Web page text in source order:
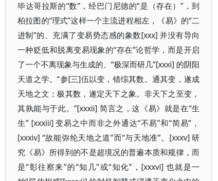
毕达哥拉斯的“数”，经巴门尼德的“是（存在）”，到
柏拉图的“理式”这样一个主流进程相左，《易》的“二
进制”的、充满了变易势态感的象数[xxx] 并没有导向
一种贬低和脱离变易现象的“存在”论哲学，而是开启
了一个不离现象与生成的、“极深而研几”[xxxi] 的阴阳
天道之学。“参[三]伍以变，错综其数。通其变，遂成
天地之文；极其数，遂定天下之象。非天下之至变，
其孰能与于此。”[xxxii] 简言之，这《易》就是在“生
生” [xxxiii] 变易之中而非之外通达“不易”和“简易”，
[xxxiv] “故能弥纶天地之道”而“与天地准”。[xxxv] 研
究《易》所得到的不是超境况的普遍本质和规律，而
是“彰往察来”的“知几”或“知化”，[xxxvi] 也就是一